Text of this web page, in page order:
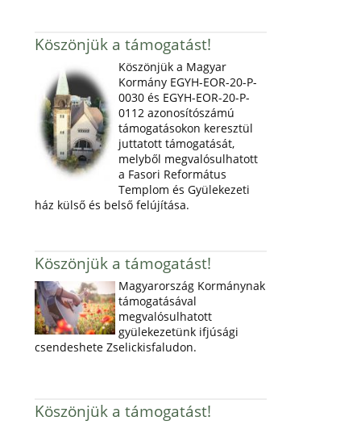
Köszönjük a támogatást!
Köszönjük a Magyar
Kormány EGYH-EOR-20-P-
0030 és EGYH-EOR-20-P-
0112 azonosítószámú
támogatásokon keresztül
juttatott támogatását,
melyből megvalósulhatott
a Fasori Református
Templom és Gyülekezeti
ház külső és belső felújítása.
Köszönjük a támogatást!
Magyarország Kormánynak
támogatásával
megvalósulhatott
gyülekezetünk ifjúsági
csendeshete Zselickisfaludon.
Köszönjük a támogatást!